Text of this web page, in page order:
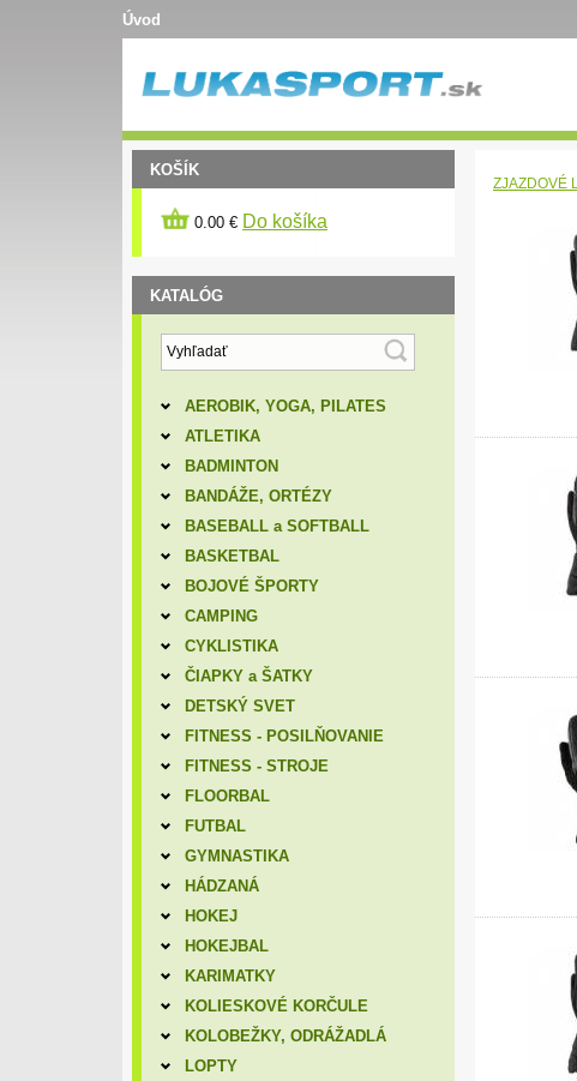
Úvod
ZJAZDOVÉ
KOŠÍK
0.00 € Do košíka
KATALÓG
AEROBIK, YOGA, PILATES
ATLETIKA
BADMINTON
BANDÁŽE, ORTÉZY
BASEBALL a SOFTBALL
BASKETBAL
BOJOVÉ ŠPORTY
CAMPING
CYKLISTIKA
ČIAPKY a ŠATKY
DETSKÝ SVET
FITNESS - POSILŇOVANIE
FITNESS - STROJE
FLOORBAL
FUTBAL
GYMNASTIKA
HÁDZANÁ
HOKEJ
HOKEJBAL
KARIMATKY
KOLIESKOVÉ KORČULE
KOLOBEŽKY, ODRÁŽADLÁ
LOPTY